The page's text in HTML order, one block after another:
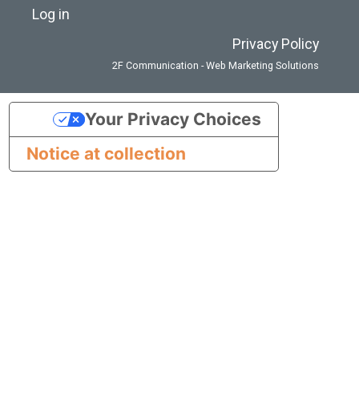
Log in
Privacy Policy
2F Communication - Web Marketing Solutions
Notice at collection
Your Privacy Choices